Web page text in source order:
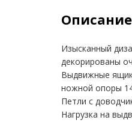
Описание
Изысканный
декорированы
Выдвижные
ножной опоры
Петли с
Нагрузка на